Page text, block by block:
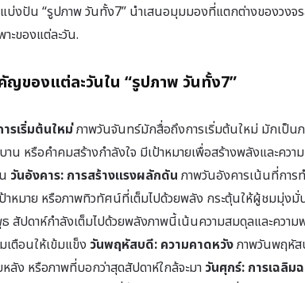
บ่งปัน “รูปภาพ วันทั้ง7” นำเสนอมุมมองที่แตกต่างของวงจ
ะของแต่ละวัน.
ญของแต่ละวันใน “รูปภาพ วันทั้ง7”
รเริ่มต้นใหม่ภาพวันจันทร์มักสื่อถึงการเริ่มต้นใหม่ มักเป็นภ
น หรือคำคมสร้างกำลังใจ มีเป้าหมายเพื่อสร้างพลังและคว
วันอังคาร: การสร้างแรงผลักดัน ภาพวันอังคารเน้นที่การ
าหมาย หรือภาพทิวทัศน์ที่เต็มไปด้วยพลัง กระตุ้นให้ผู้ชมมุ่งมั่
สัปดาห์กำลังเต็มไปด้วยพลังภาพนี้เน้นความสมดุลและคว
เตือนให้เข้มแข็ง วันพฤหัสบดี: ความคาดหวังภาพวันพฤหัส
ลัง หรือภาพที่บอกว่าสุดสัปดาห์ใกล้จะมา วันศุกร์: การเฉลิม